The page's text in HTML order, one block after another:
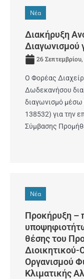
Νέα
Διακήρυξη
Διαγωνισμού
26 Σεπτεμβρίου,
Ο Φορέας
Δωδεκανήσου
διαγωνισμό
138532) για την
Σύμβασης
Νέα
Προκήρυξη –
θέσης του
Διοικητικού-
Οργανισμού
Κλιματικής